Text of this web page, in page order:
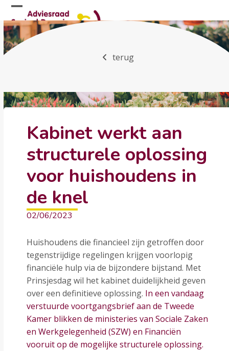
Skip
to
content
Open
mobile
menu
Close
mobile
menu
terug
Kabinet werkt aan
structurele oplossing
voor huishoudens in
de knel
02/06/2023
Huishoudens die financieel zijn getroffen door
tegenstrijdige regelingen krijgen voorlopig
financiële hulp via de bijzondere bijstand. Met
Prinsjesdag wil het kabinet duidelijkheid geven
over een definitieve oplossing. In een vandaag
verstuurde voortgangsbrief aan de Tweede
Kamer blikken de ministeries van Sociale Zaken
en Werkgelegenheid (SZW) en Financiën
vooruit op de mogelijke structurele oplossing.